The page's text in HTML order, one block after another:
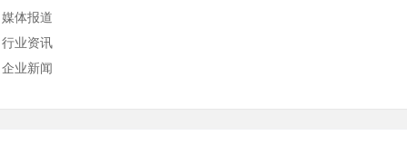
媒体报道
行业资讯
企业新闻